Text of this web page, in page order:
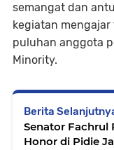
semangat dan
kegiatan
puluhan anggota
Minority.
Berita
Senator Fachrul
Honor di Pidie